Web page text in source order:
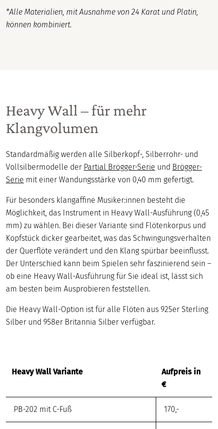
*Alle Materialien, mit Ausnahme von 24 Karat und Platin,
können kombiniert.
Heavy Wall – für mehr
Klangvolumen
Standardmäßig werden alle Silberkopf-, Silberrohr- und
Vollsilbermodelle der Partial Brögger-Serie und Brögger-
Serie mit einer Wandungsstärke von 0,40 mm gefertigt.
Für besonders klangaffine Musiker:innen besteht die
Möglichkeit, das Instrument in Heavy Wall-Ausführung (0,45
mm) zu wählen. Bei dieser Variante sind Flötenkorpus und
Kopfstück dicker gearbeitet, was das Schwingungsverhalten
der Querflöte verändert und den Klang spürbar beeinflusst.
Der Unterschied kann beim Spielen sehr faszinierend sein –
ob eine Heavy Wall-Ausführung für Sie ideal ist, lässt sich
am besten beim Ausprobieren feststellen.
Die Heavy Wall-Option ist für alle Flöten aus 925er Sterling
Silber und 958er Britannia Silber verfügbar.
Heavy Wall Variante
Aufpreis in
€
PB-202 mit C-Fuß 170,-